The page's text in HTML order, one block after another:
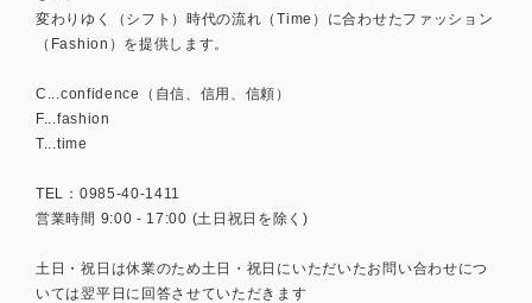
変わりゆく（シフト）時代の流れ（Time）に合わせたファッション
（Fashion）を提供します。
C...confidence（自信、信用、信頼）
F...fashion
T...time
TEL：0985-40-1411
営業時間 9:00 - 17:00 (土日祝日を除く)
土日・祝日は休業のため土日・祝日にいただいたお問い合わせにつ
いては翌平日に回答させていただきます